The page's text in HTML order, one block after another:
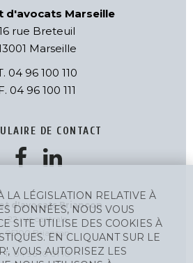
d'avocats Marseille
rue Breteuil
Marseille
04 96 100 110
04 96 100 111
DE CONTACT
d'avocats Briançon
22 rue centrale
05100 Briançon
T. 04 96 10 01 10
LA LÉGISLATION RELATIVE À
DONNÉES, NOUS VOUS
SITE UTILISE DES COOKIES À
EN CLIQUANT SUR LE
VOUS AUTORISEZ LES